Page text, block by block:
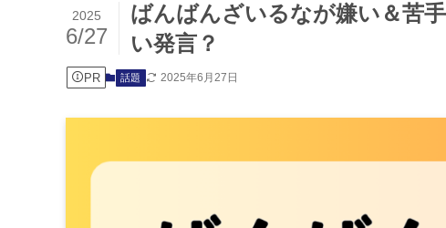
ばんばんざいるなが嫌い＆苦
い発言？
2025
6/27
PR 話題 2025年6月27日